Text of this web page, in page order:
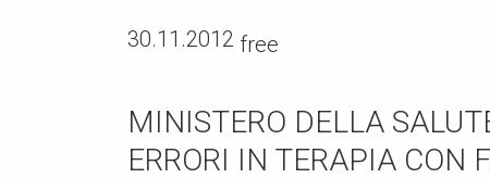
30.11.2012 free
MINISTERO DELLA
ERRORI IN TERAPIA CON